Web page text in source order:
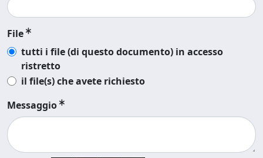
File
tutti i file (di questo documento) in accesso
ristretto
il file(s) che avete richiesto
Messaggio